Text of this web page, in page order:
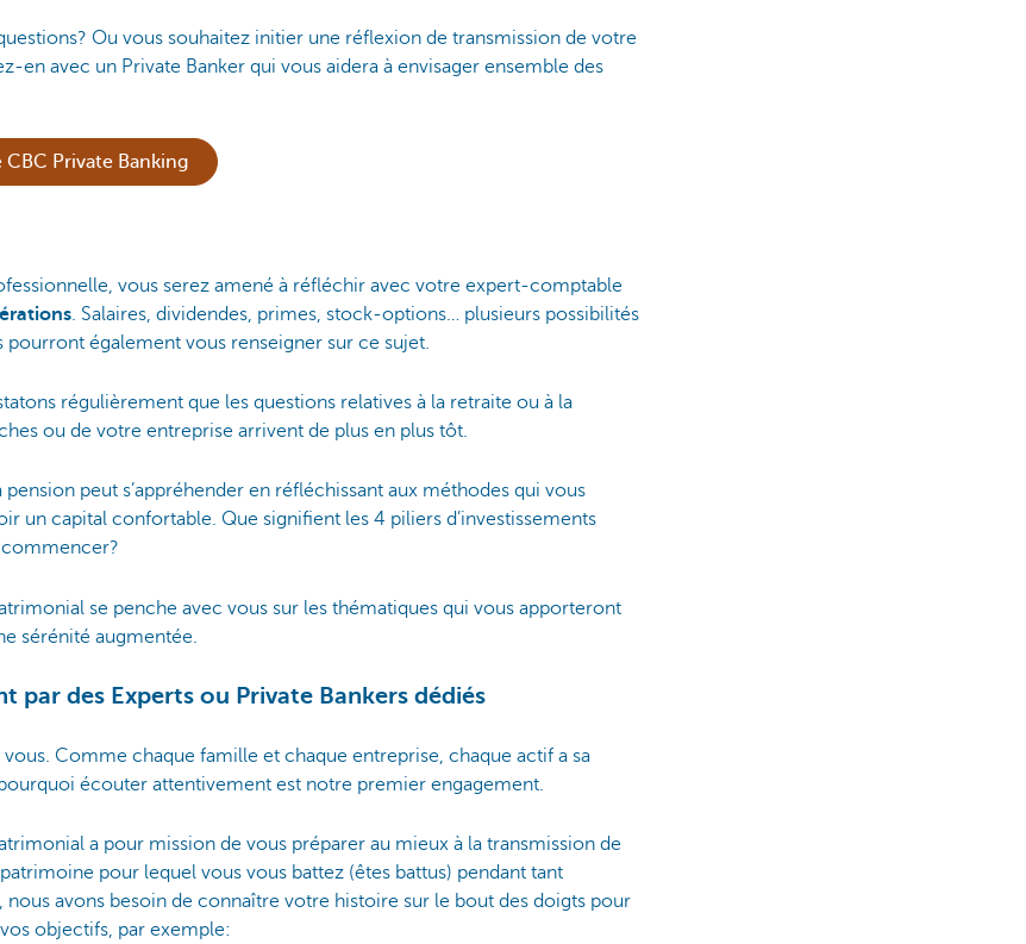
Ou vous souhaitez initier une réflexion de transmission de votre
en avec un Private Banker qui vous aidera à envisager ensemble des
Private Banking
vous serez amené à réfléchir avec votre expert-comptable
. Salaires, dividendes, primes, stock-options… plusieurs possibilités
pourront également vous renseigner sur ce sujet.
régulièrement que les questions relatives à la retraite ou à la
ou de votre entreprise arrivent de plus en plus tôt.
peut s’appréhender en réfléchissant aux méthodes qui vous
un capital confortable. Que signifient les 4 piliers d’investissements
commencer?
se penche avec vous sur les thématiques qui vous apporteront
sérénité augmentée.
par des Experts ou Private Bankers dédiés
Comme chaque famille et chaque entreprise, chaque actif a sa
écouter attentivement est notre premier engagement.
a pour mission de vous préparer au mieux à la transmission de
pour lequel vous vous battez (êtes battus) pendant tant
nous avons besoin de connaître votre histoire sur le bout des doigts pour
objectifs, par exemple: